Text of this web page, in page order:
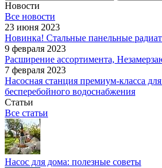
Новости
Все новости
23 июня 2023
Новинка! Стальные панельные
9 февраля 2023
Расширение ассортимента,
7 февраля 2023
Насосная станция премиум-класса
бесперебойного водоснабжения
Статьи
Все статьи
Насос для дома: полезные советы